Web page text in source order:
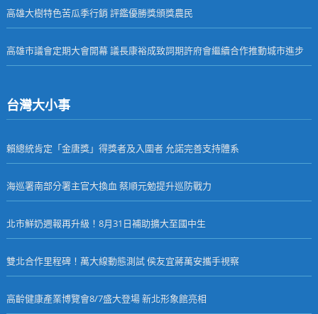
高雄大樹特色苦瓜季行銷 評鑑優勝獎頒獎農民
高雄市議會定期大會開幕 議長康裕成致詞期許府會繼續合作推動城市進步
台灣大小事
賴總統肯定「金唐獎」得獎者及入圍者 允諾完善支持體系
海巡署南部分署主官大換血 蔡順元勉提升巡防戰力
北市鮮奶週報再升級！8月31日補助擴大至國中生
雙北合作里程碑！萬大線動態測試 侯友宜蔣萬安攜手視察
高齡健康產業博覽會8/7盛大登場 新北形象館亮相